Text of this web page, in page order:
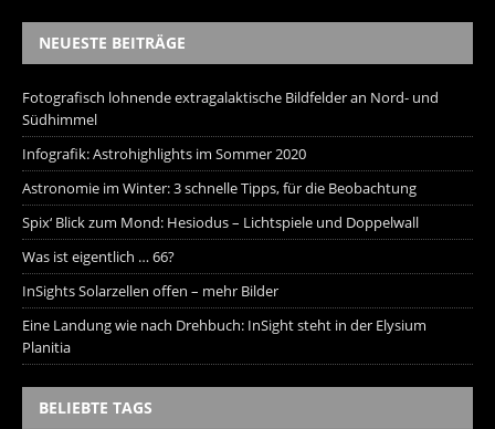
NEUESTE BEITRÄGE
Fotografisch lohnende extragalaktische Bildfelder an Nord- und
Südhimmel
Infografik: Astrohighlights im Sommer 2020
Astronomie im Winter: 3 schnelle Tipps, für die Beobachtung
Spix‘ Blick zum Mond: Hesiodus – Lichtspiele und Doppelwall
Was ist eigentlich … 66?
InSights Solarzellen offen – mehr Bilder
Eine Landung wie nach Drehbuch: InSight steht in der Elysium
Planitia
BELIEBTE TAGS